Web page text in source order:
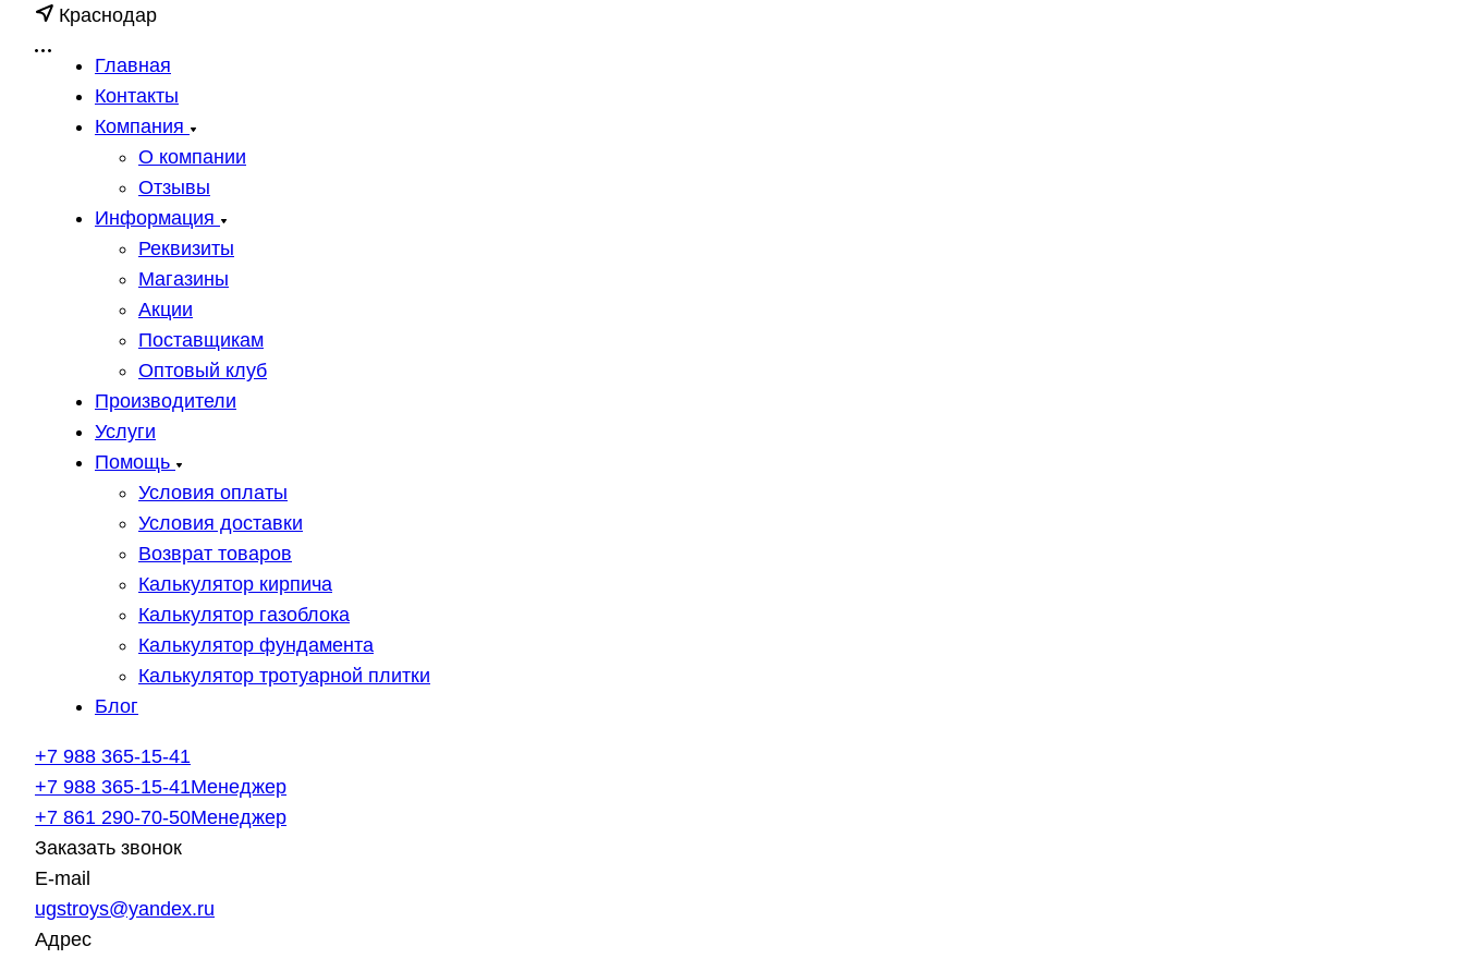
Краснодар
Главная
Контакты
Компания
О компании
Отзывы
Информация
Реквизиты
Магазины
Акции
Поставщикам
Оптовый клуб
Производители
Услуги
Помощь
Условия оплаты
Условия доставки
Возврат товаров
Калькулятор кирпича
Калькулятор газоблока
Калькулятор фундамента
Калькулятор тротуарной плитки
Блог
+7 988 365-15-41
+7 988 365-15-41Менеджер
+7 861 290-70-50Менеджер
Заказать звонок
E-mail
ugstroys@yandex.ru
Адрес